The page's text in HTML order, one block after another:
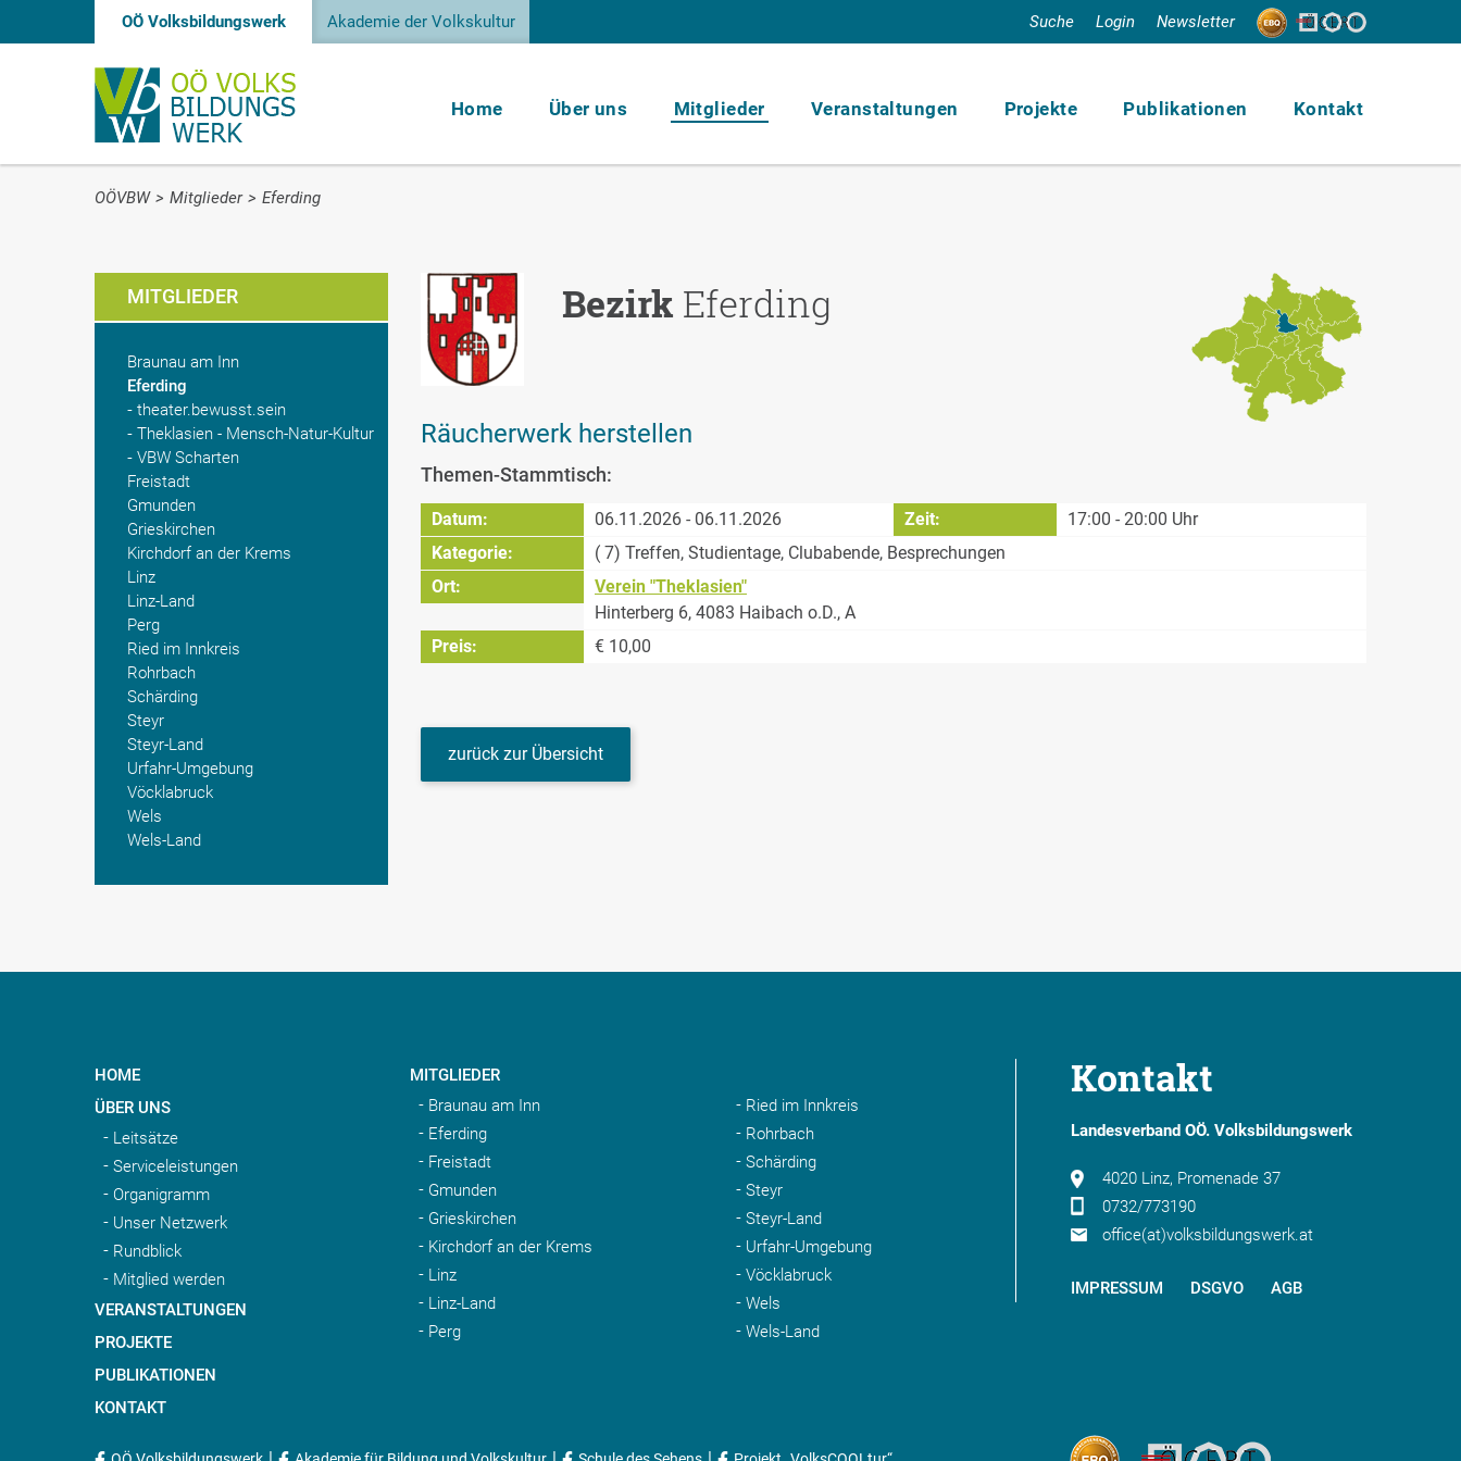
OÖ Volksbildungswerk Akademie der Volkskultur Suche Login Newsletter
Home Über uns Mitglieder Veranstaltungen Projekte Publikationen Kontakt
OÖVBW > Mitglieder > Eferding
Bezirk Eferding
Räucherwerk herstellen
Themen-Stammtisch:
Datum: 06.11.2026 - 06.11.2026 Zeit:
17:00 - 20:00 Uhr
Kategorie:
( 7) Treffen, Studientage, Clubabende, Besprechungen
Ort:
Verein "Theklasien"
Hinterberg 6, 4083 Haibach o.D., A
Preis:
€ 10,00
zurück zur Übersicht
MITGLIEDER
Braunau am Inn
Eferding
theater.bewusst.sein
Theklasien - Mensch-Natur-Kultur
VBW Scharten
Freistadt
Gmunden
Grieskirchen
Kirchdorf an der Krems
Linz
Linz-Land
Perg
Ried im Innkreis
Rohrbach
Schärding
Steyr
Steyr-Land
Urfahr-Umgebung
Vöcklabruck
Wels
Wels-Land
Kontakt
Landesverband OÖ. Volksbildungswerk
4020 Linz, Promenade 37
0732/773190
office(at)volksbildungswerk.at
IMPRESSUM DSGVO AGB
HOME
ÜBER UNS
Leitsätze
Serviceleistungen
Organigramm
Unser Netzwerk
Rundblick
Mitglied werden
VERANSTALTUNGEN
PROJEKTE
PUBLIKATIONEN
KONTAKT
MITGLIEDER
Braunau am Inn
Eferding
Freistadt
Gmunden
Grieskirchen
Kirchdorf an der Krems
Linz
Linz-Land
Perg
Ried im Innkreis
Rohrbach
Schärding
Steyr
Steyr-Land
Urfahr-Umgebung
Vöcklabruck
Wels
Wels-Land